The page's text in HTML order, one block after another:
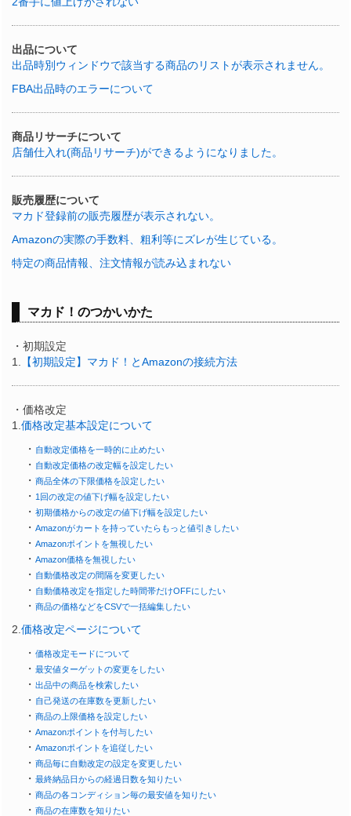
出品について
出品時別ウィンドウで該当する商品のリストが表示されません。
FBA出品時のエラーについて
商品リサーチについて
店舗仕入れ(商品リサーチ)ができるようになりました。
販売履歴について
マカド登録前の販売履歴が表示されない。
Amazonの実際の手数料、粗利等にズレが生じている。
特定の商品情報、注文情報が読み込まれない
マカド！のつかいかた
・初期設定
1.
【初期設定】マカド！とAmazonの接続方法
・価格改定
1. 価格改定基本設定について
・ 自動改定価格を一時的に止めたい
・ 自動改定価格の改定幅を設定したい
・ 商品全体の下限価格を設定したい
・ 1回の改定の値下げ幅を設定したい
・ 初期価格からの改定の値下げ幅を設定したい
・ Amazonがカートを持っていたらもっと値引きしたい
・ Amazonポイントを無視したい
・ Amazon価格を無視したい
・ 自動価格改定の間隔を変更したい
・ 自動価格改定を指定した時間帯だけOFFにしたい
・ 商品の価格などをCSVで一括編集したい
2. 価格改定ページについて
・ 価格改定モードについて
・ 最安値ターゲットの変更をしたい
・ 出品中の商品を検索したい
・ 自己発送の在庫数を更新したい
・ 商品の上限価格を設定したい
・ Amazonポイントを付与したい
・ Amazonポイントを追従したい
・ 商品毎に自動改定の設定を変更したい
・ 最終納品日からの経過日数を知りたい
・ 商品の各コンディション毎の最安値を知りたい
・ 商品の在庫数を知りたい